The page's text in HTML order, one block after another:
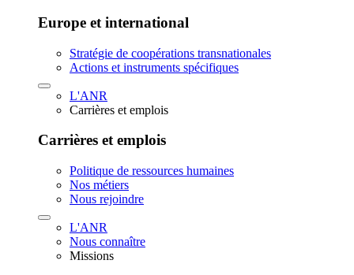
Europe et international
Stratégie de coopérations transnationales
Actions et instruments spécifiques
L'ANR
Carrières et emplois
Carrières et emplois
Politique de ressources humaines
Nos métiers
Nous rejoindre
L'ANR
Nous connaître
Missions